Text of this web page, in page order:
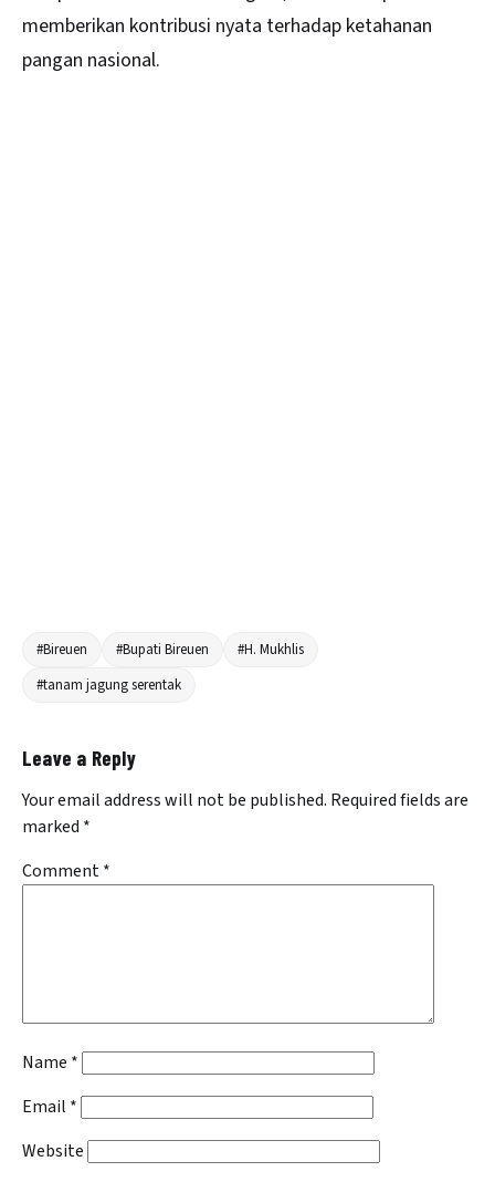
memberikan kontribusi nyata terhadap ketahanan
pangan nasional.
#Bireuen #Bupati Bireuen
#H. Mukhlis
#tanam jagung serentak
Leave a Reply
Your email address will not be published. Required fields are
marked *
Comment*
Name *
Email *
Website